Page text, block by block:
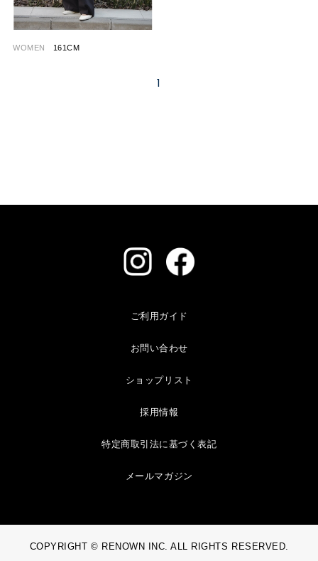
WOMEN 161CM
1
ご利用ガイド
お問い合わせ
ショップリスト
採用情報
特定商取引法に基づく表記
メールマガジン
COPYRIGHT © RENOWN INC. ALL RIGHTS RESERVED.